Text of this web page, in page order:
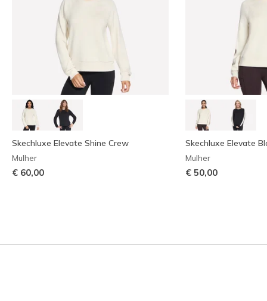
Skechluxe Elevate Shine Crew
Mulher
€ 60,00
Skechluxe Elevate
Mulher
€ 50,00